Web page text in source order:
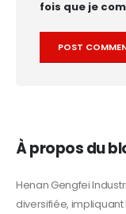
fois que je
À propos du
Henan Gengfei
diversifiée,